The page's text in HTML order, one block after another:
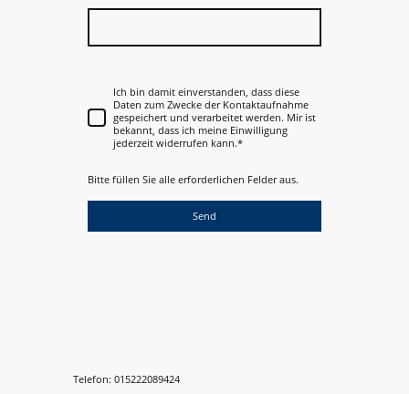
Ich bin damit einverstanden, dass diese
Daten zum Zwecke der Kontaktaufnahme
gespeichert und verarbeitet werden. Mir ist
bekannt, dass ich meine Einwilligung
jederzeit widerrufen kann.*
Bitte füllen Sie alle erforderlichen Felder aus.
Send
Telefon: 015222089424